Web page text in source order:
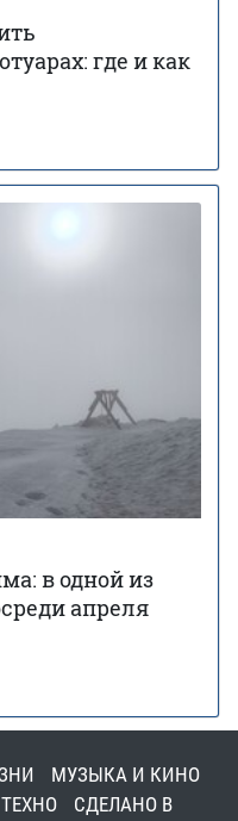
где и как
в одной из
апреля
МУЗЫКА И КИНО
ТЕХНО
СДЕЛАНО В